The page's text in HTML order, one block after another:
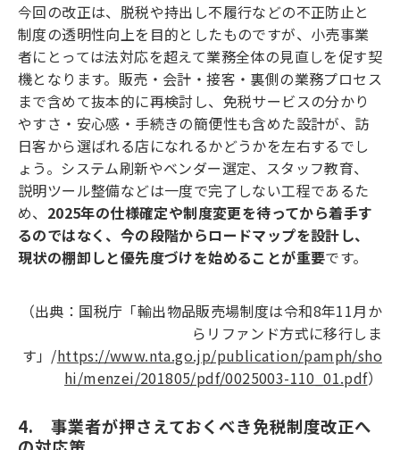
今回の改正は、脱税や持出し不履行などの不正防止と
制度の透明性向上を目的としたものですが、小売事業
者にとっては法対応を超えて業務全体の見直しを促す契
機となります。販売・会計・接客・裏側の業務プロセス
まで含めて抜本的に再検討し、免税サービスの分かり
やすさ・安心感・手続きの簡便性も含めた設計が、訪
日客から選ばれる店になれるかどうかを左右するでし
ょう。システム刷新やベンダー選定、スタッフ教育、
説明ツール整備などは一度で完了しない工程であるた
め、 2025年の仕様確定や制度変更を待ってから着手す
るのではなく、今の段階からロードマップを設計し、
現状の棚卸しと優先度づけを始めることが重要です。
（出典：国税庁「輸出物品販売場制度は令和8年11月か
らリファンド方式に移行しま
す」/https://www.nta.go.jp/publication/pamph/sho
hi/menzei/201805/pdf/0025003-110_01.pdf）
4.　事業者が押さえておくべき免税制度改正へ